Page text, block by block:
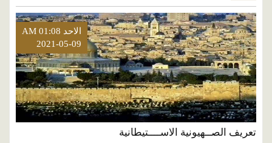
الاحد AM 01:08
2021-05-09
تعريف الصــهيونية الاســــتيطانية